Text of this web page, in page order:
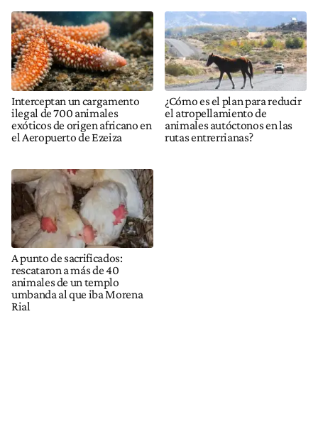
Interceptan un cargamento
ilegal de 700 animales
exóticos de origen africano en
el Aeropuerto de Ezeiza
¿Cómo es el plan para reducir
el atropellamiento de
animales autóctonos en las
rutas entrerrianas?
A punto de sacrificados:
rescataron a más de 40
animales de un templo
umbanda al que iba Morena
Rial